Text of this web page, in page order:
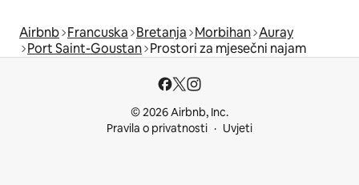
Airbnb Francuska Bretanja Morbihan Auray
Port Saint-Goustan Prostori za mjesečni najam
© 2026 Airbnb, Inc.
Pravila o privatnosti
Uvjeti